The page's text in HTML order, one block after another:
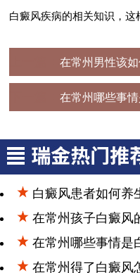
白癜风疾病的相关知识，这
在常州男性该
在常州哪些事
白癜风患者如何养
在常州孩子白癜风
在常州哪些事情是
在常州得了白癜风